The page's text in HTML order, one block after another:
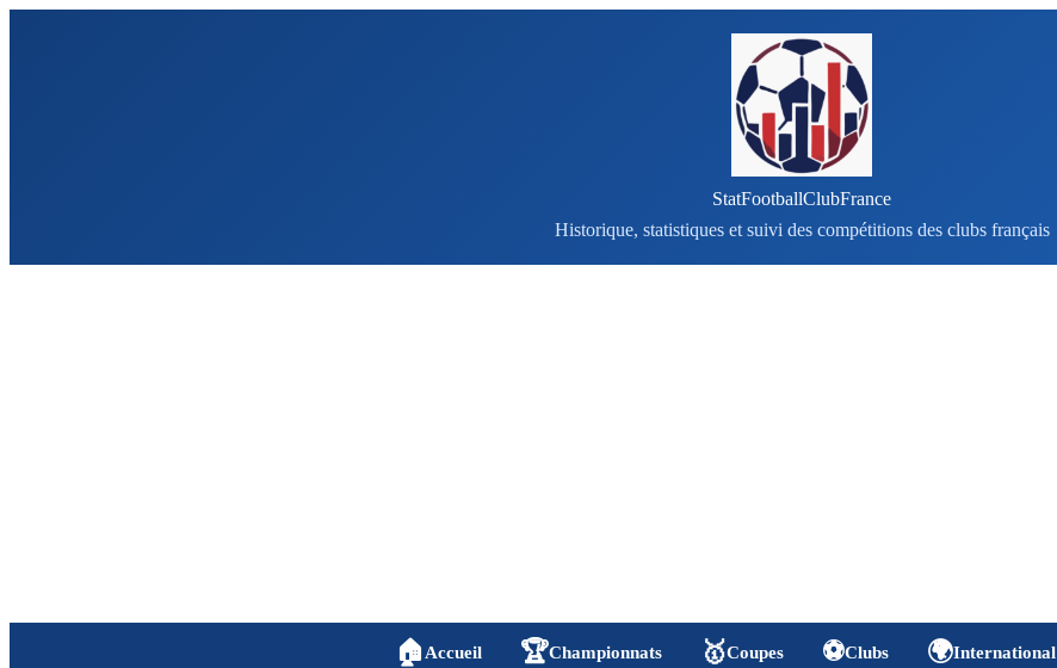
StatFootballClubFrance
Historique, statistiques et suivi des compétitions des clubs français
🏠 Accueil 🏆Championnats 🥇Coupes ⚽Clubs 🌍International